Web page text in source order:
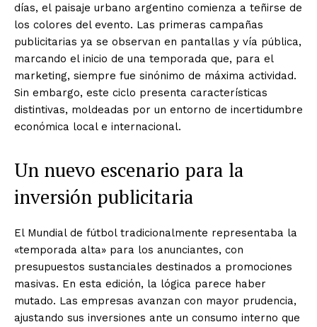
días, el paisaje urbano argentino comienza a teñirse de
los colores del evento. Las primeras campañas
publicitarias ya se observan en pantallas y vía pública,
marcando el inicio de una temporada que, para el
marketing, siempre fue sinónimo de máxima actividad.
Sin embargo, este ciclo presenta características
distintivas, moldeadas por un entorno de incertidumbre
económica local e internacional.
Un nuevo escenario para la
inversión publicitaria
El Mundial de fútbol tradicionalmente representaba la
«temporada alta» para los anunciantes, con
presupuestos sustanciales destinados a promociones
masivas. En esta edición, la lógica parece haber
mutado. Las empresas avanzan con mayor prudencia,
ajustando sus inversiones ante un consumo interno que